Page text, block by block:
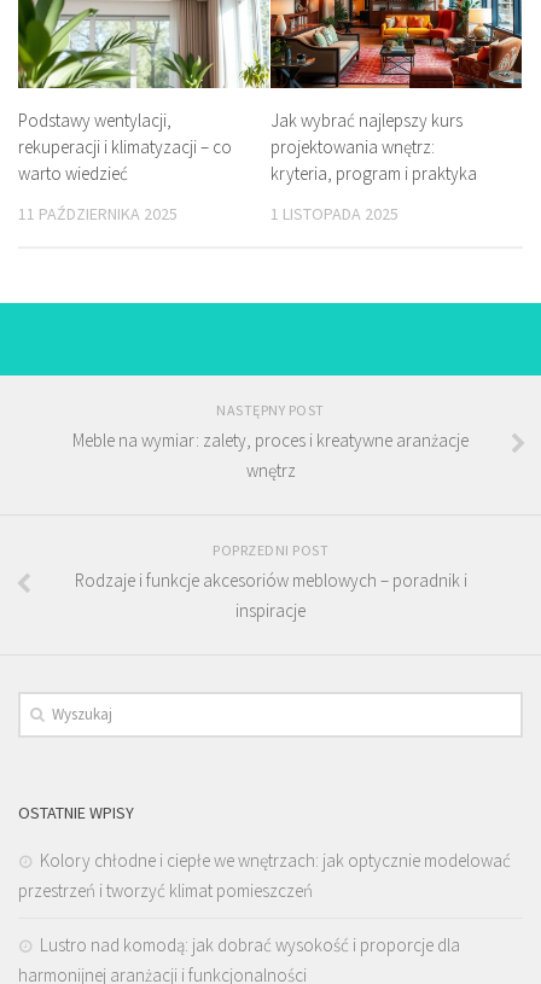
Podstawy wentylacji,
rekuperacji i klimatyzacji – co
warto wiedzieć
11 PAŹDZIERNIKA 2025
Jak wybrać najlepszy kurs
projektowania wnętrz:
kryteria, program i praktyka
1 LISTOPADA 2025
NASTĘPNY POST
Meble na wymiar: zalety, proces i kreatywne aranżacje
wnętrz
POPRZEDNI POST
Rodzaje i funkcje akcesoriów meblowych – poradnik i
inspiracje
OSTATNIE WPISY
Kolory chłodne i ciepłe we wnętrzach: jak optycznie modelować
przestrzeń i tworzyć klimat pomieszczeń
Lustro nad komodą: jak dobrać wysokość i proporcje dla
harmonijnej aranżacji i funkcjonalności